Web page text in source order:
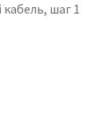
шаг 1